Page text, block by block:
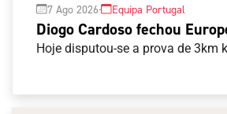
7 Ago 2026· Equipa Portugal
Diogo Cardoso fechou
Abertas para os portugueses
Hoje disputou-se a prova de 3km